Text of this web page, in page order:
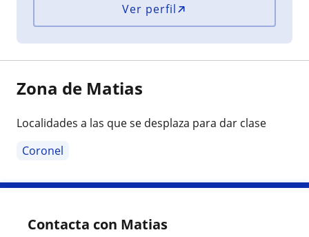
Ver perfil
Zona de Matias
Localidades a las que se desplaza para dar clase
Coronel
Contacta con Matias